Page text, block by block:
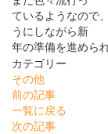
ているようなので
うにしながら新
年の準備を進めら
カテゴリー
その他
前の記事
一覧に戻る
次の記事